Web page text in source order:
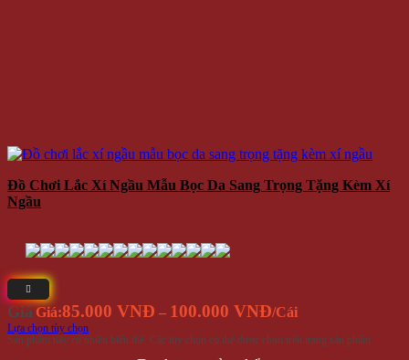
Đồ Chơi Lắc Xí Ngầu Mẫu Bọc Da Sang Trọng Tặng Kèm Xí
Ngầu
Giá Giá:85.000 VNĐ – 100.000 VNĐ/Cái
Lựa chọn tùy chọn
Sản phẩm này có nhiều biến thể. Các tùy chọn có thể được chọn trên trang sản phẩm